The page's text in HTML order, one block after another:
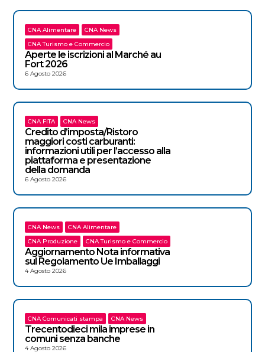
CNA Alimentare
CNA News
CNA Turismo e Commercio
Aperte le iscrizioni al Marché au
Fort 2026
6 Agosto 2026
CNA FITA CNA News
Credito d’imposta/Ristoro
maggiori costi carburanti:
informazioni utili per l’accesso alla
piattaforma e presentazione
della domanda
6 Agosto 2026
CNA News
CNA Alimentare
CNA Produzione
CNA Turismo e Commercio
Aggiornamento Nota informativa
sul Regolamento Ue Imballaggi
4 Agosto 2026
CNA Comunicati stampa CNA News
Trecentodieci mila imprese in
comuni senza banche
4 Agosto 2026